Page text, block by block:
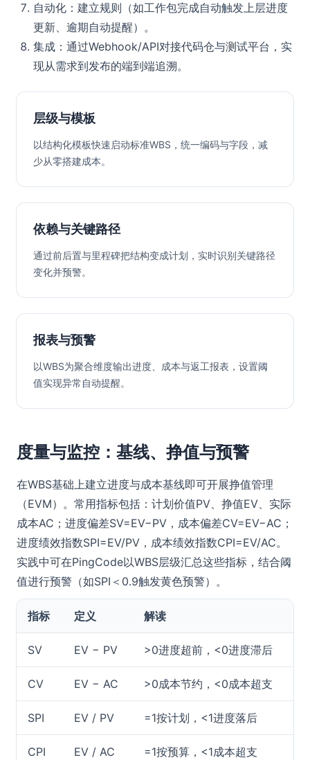
自动化：建立规则（如工作包完成自动触发上层进度
更新、逾期自动提醒）。
集成：通过Webhook/API对接代码仓与测试平台，实
现从需求到发布的端到端追溯。
层级与模板
以结构化模板快速启动标准WBS，统一编码与字段，减
少从零搭建成本。
依赖与关键路径
通过前后置与里程碑把结构变成计划，实时识别关键路径
变化并预警。
报表与预警
以WBS为聚合维度输出进度、成本与返工报表，设置阈
值实现异常自动提醒。
度量与监控：基线、挣值与预警
在WBS基础上建立进度与成本基线即可开展挣值管理
（EVM）。常用指标包括：计划价值PV、挣值EV、实际
成本AC；进度偏差SV=EV−PV，成本偏差CV=EV−AC；
进度绩效指数SPI=EV/PV，成本绩效指数CPI=EV/AC。
实践中可在PingCode以WBS层级汇总这些指标，结合阈
值进行预警（如SPI＜0.9触发黄色预警）。
指标 定义 解读
SV EV − PV >0进度超前，<0进度滞后
CV EV − AC >0成本节约，<0成本超支
SPI EV / PV =1按计划，<1进度落后
CPI EV / AC =1按预算，<1成本超支